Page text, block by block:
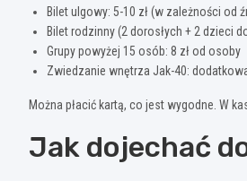
Bilet ulgowy: 5-10 zł (w zależności od
Bilet rodzinny (2 dorosłych + 2 dzieci
Grupy powyżej 15 osób: 8 zł od osoby
Zwiedzanie wnętrza Jak-40:
Można płacić kartą, co jest wygodne. W
Jak dojechać